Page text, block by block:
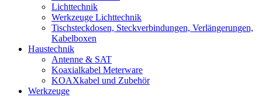
Lichttechnik
Werkzeuge Lichttechnik
Tischsteckdosen, Steckverbindungen, Verlängerungen,
Kabelboxen
Haustechnik
Antenne & SAT
Koaxialkabel Meterware
KOAXkabel und Zubehör
Werkzeuge